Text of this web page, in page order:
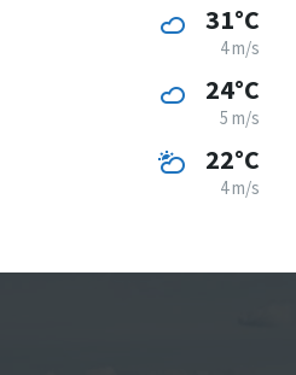
31°C
4 m/s
24°C
5 m/s
22°C
4 m/s